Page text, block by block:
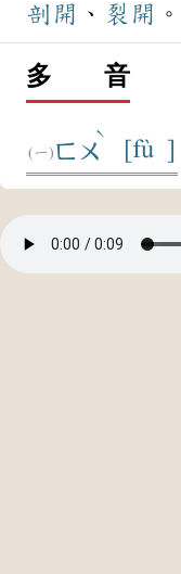
剖開 、 裂開 。
多 音
ㄈㄨ
ˋ
[fù ]